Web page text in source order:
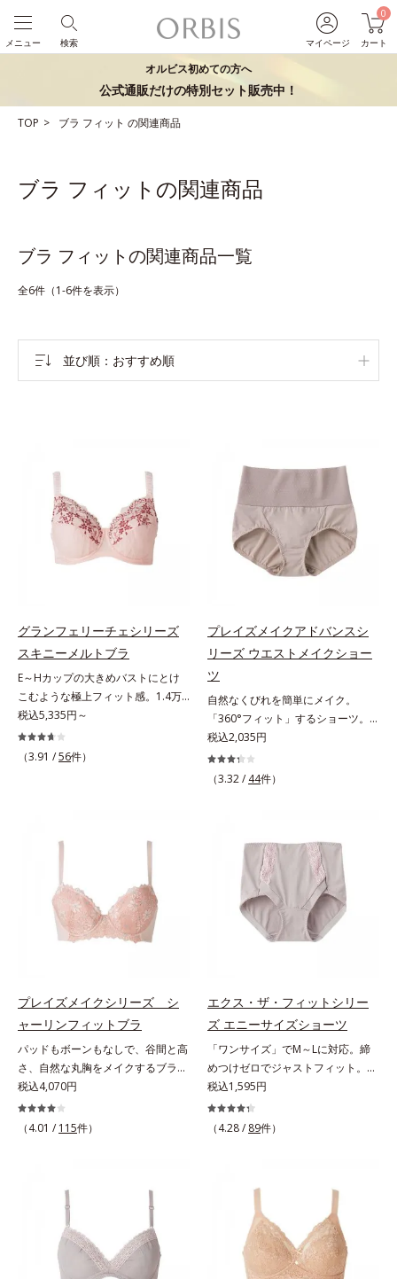
マイページ
0
カート
検索
メニュー
オルビス初めての方へ
公式通販だけの特別セット販売中！
TOP ブラ フィット の関連商品
ブラ フィットの関連商品
ブラ フィットの関連商品一覧
全6件（1-6件を表示）
並び順 おすすめ順
グランフェリーチェシリーズ
スキニーメルトブラ
E～Hカップの大きめバストにとけ
こむような極上フィット感。1.4万
件＊のお悩みを聞き、8,000人のお
客様と開発「私には合うブラがな
い…」と秘かに苦しむグラマーさん
＊オルビスWeb「キクラボ」でのア
きめバストに極楽フィット＆スッキ
リ細見せグラマーさんのための特殊
設計を行っています。大きめバスト
を圧迫せずにふんわりフィットしつ
種類のサイズをご用意多くのグラマ
ーさんに対応すべく、幅広く細かな
サイズ展開を行いました。
税込5,335円～
（3.91 /56件）
プレイズメイクアドバンスシ
リーズ ウエストメイクショー
ツ
自然なくびれを簡単にメイク。
「360°フィット」するショーツ。
フロント＆マチの肌側は綿100％素
材でここちいい「大人世代のボディ
を美しく魅せる」という発想の「プ
を簡単にメイクします。ウエスト部
は吸いつくようにフィット。フロン
ト＆マチの肌側は、綿100％素材で
ここちよく快適です。
税込2,035円
（3.32 / 44件）
プレイズメイクシリーズ シ
ャーリンフィットブラ
パッドもボーンもなしで、谷間と高
さ、自然な丸胸をメイクするブラ。
体とブラが一体になる新感覚で、自
然な丸胸メイク「ありのままの自分
で美しくなる」という思想の「プレ
胸にも「谷間と高さとキレイな丸
み」をメイクします。オフィス服か
らTシャツまで使えるマルチなブラ
税込4,070円
（4.01 / 115件）
エクス・ザ・フィットシリー
ズ エニーサイズショーツ
「ワンサイズ」でM～Lに対応。締
めつけゼロでジャストフィット。太
ももやお尻に合わせて形が変わる！
驚愕のワンサイズショーツヒップサ
イズが、Mの方もLの方もはけるワ
ト。まるでオーダーメイドのような
フィット感です。また、3種類の素
材を使い分けて、はみ出しやくいこ
みを防止します。
税込1,595円
（4.28 / 89件）